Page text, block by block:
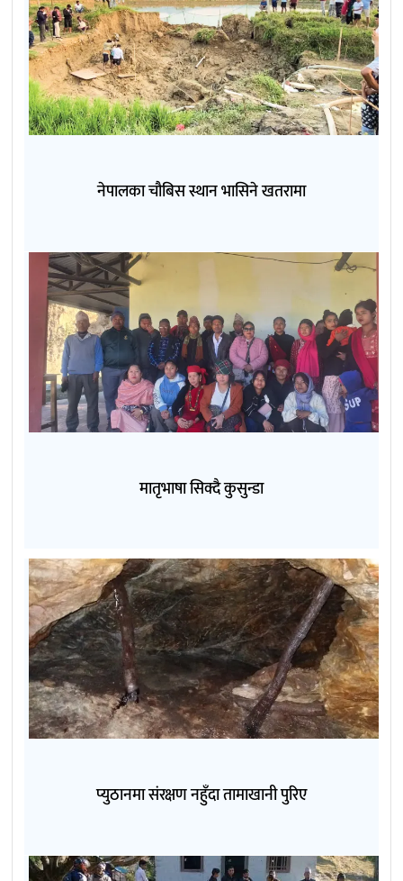
नेपालका चौबिस स्थान भासिने खतरामा
मातृभाषा सिक्दै कुसुन्डा
प्युठानमा संरक्षण नहुँदा तामाखानी पुरिए